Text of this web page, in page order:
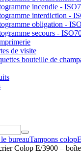
incendie -
interdiction -
obligation -
secours -
de visite
bouteille de
bureauTampons colop
Colop E/3900 –